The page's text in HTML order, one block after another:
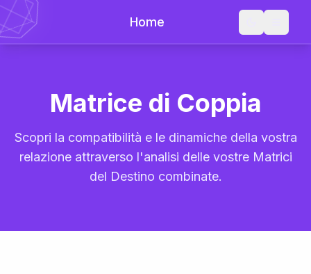
Home
Matrice di Coppia
Scopri la compatibilità e le dinamiche della vostra
relazione attraverso l'analisi delle vostre Matrici
del Destino combinate.